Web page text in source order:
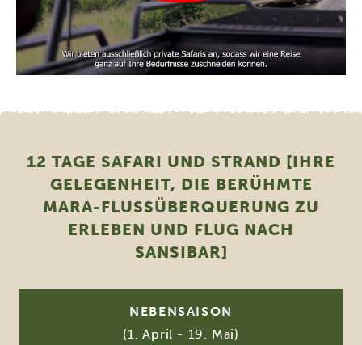
12 TAGE SAFARI UND STRAND [IHRE
GELEGENHEIT, DIE BERÜHMTE
MARA-FLUSSÜBERQUERUNG ZU
ERLEBEN UND FLUG NACH
SANSIBAR]
NEBENSAISON
(1. April - 19. Mai)